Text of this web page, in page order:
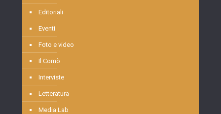
Editoriali
Eventi
Foto e video
Il Comò
Interviste
Letteratura
Media Lab